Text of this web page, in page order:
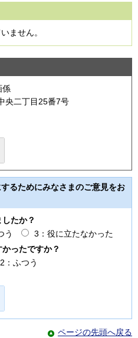
ません。
係
央二丁目25番7号
るためにみなさまのご意見をお
たか？
う
3：役に立たなかった
ったですか？
2：ふつう
ページの先頭へ戻る